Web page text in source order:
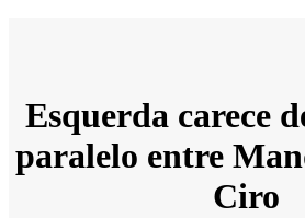
Esquerda carece
paralelo entre
Ciro